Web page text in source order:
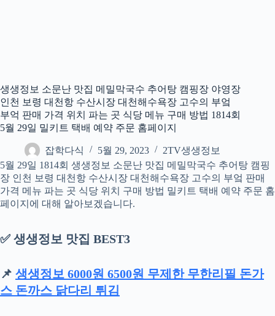
생생정보 소문난 맛집 메밀막국수 추어탕 캠핑장 야영장
인천 보령 대천항 수산시장 대천해수욕장 고수의 부엌
부억 판매 가격 위치 파는 곳 식당 메뉴 구매 방법 1814회
5월 29일 밀키트 택배 예약 주문 홈페이지
잡학다식 5월 29, 2023
2TV생생정보
5월 29일 1814회 생생정보 소문난 맛집 메밀막국수 추어탕 캠핑
장 인천 보령 대천항 수산시장 대천해수욕장 고수의 부엌 판매
가격 메뉴 파는 곳 식당 위치 구매 방법 밀키트 택배 예약 주문 홈
페이지에 대해 알아보겠습니다.
✅ 생생정보 맛집 BEST3
📌 생생정보 6000원 6500원 무제한 무한리필 돈가
스 돈까스 닭다리 튀김